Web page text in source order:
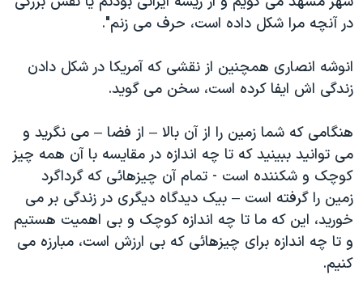
در آنچه مرا شکل داده است، حرف می زنم".
انوشه انصاری همچنین از نقشی که آمریکا در شکل دادن
زندگی اش ایفا کرده است، سخن می گوید.
هنگامی که شما زمین را از آن بالا – از فضا – می نگرید و
می توانید ببینید که تا چه اندازه در مقایسه با آن همه چیز
کوچک و شکننده است - تمام آن چیزهائی که گرداگرد
زمین را گرفته است – بیک دیدگاه دیگری در زندگی بر می
خورید، این که ما تا چه اندازه کوچک و بی اهمیت هستیم
و تا چه اندازه برای چیزهائی که بی ارزش است، مبارزه می
کنیم.